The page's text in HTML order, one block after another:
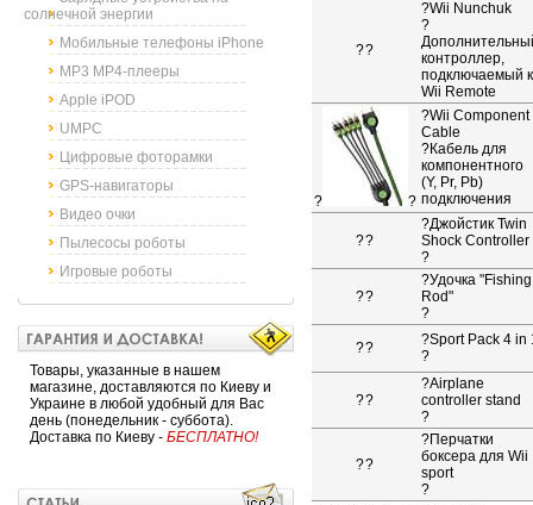
солнечной энергии
Мобильные телефоны iPhone
MP3 MP4-плееры
Apple iPOD
UMPC
Цифровые фоторамки
GPS-навигаторы
Видео очки
Пылесосы роботы
Игровые роботы
Товары, указанные в нашем
магазине, доставляются по Киеву и
Украине в любой удобный для Вас
день (понедельник - суббота).
Доставка по Киеву - БЕСПЛАТНО!
??
?Wii Nunchuk
?
контроллер,
подключаемый к
Wii Remote
? ?
?Wii Component
Cable
?Кабель для
компонентного
(Y, Pr, Pb)
подключения
??
?Джойстик Twin
Shock Controller
?
??
?Удочка "Fishing
Rod"
?
?? ?Sport Pack 4 in
?
??
?Airplane
controller stand
?
??
?Перчатки
боксера для Wii
sport
?